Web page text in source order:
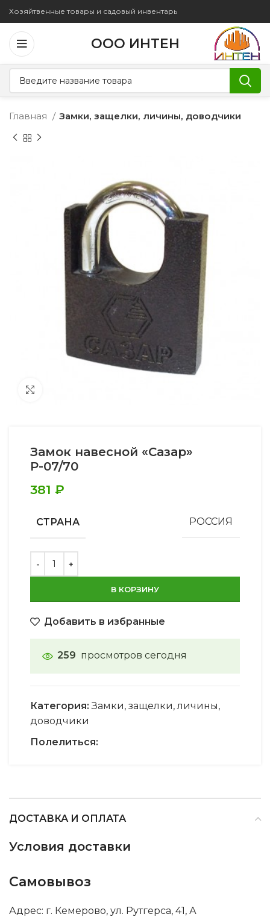
Хозяйтвенные товары и садовый инвентарь
ООО ИНТЕН
Главная Замки, защелки, личины, доводчики
Замок навесной «Сазар»
Р-07/70
381 ₽
СТРАНА РОССИЯ
В КОРЗИНУ
Добавить в избранные
259 просмотров сегодня
Категория: Замки, защелки, личины,
доводчики
Полелиться:
ДОСТАВКА И ОПЛАТА
Условия доставки
Самовывоз
Адрес: г. Кемерово, ул. Рутгерса, 41, А